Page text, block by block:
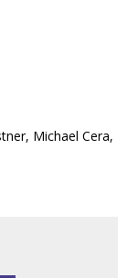
Michael Cera,